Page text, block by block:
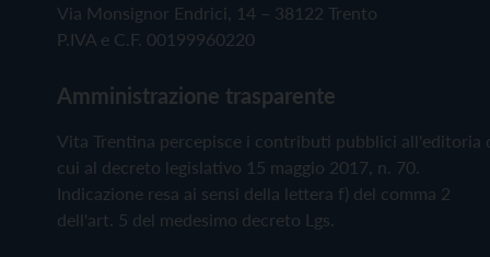
Via Monsignor Endrici, 14 – 38122 Trento
P.IVA e C.F. 00199960220
Amministrazione trasparente
Vita Trentina percepisce i contributi pubblici all'editoria
cui al decreto legislativo 15 maggio 2017, n. 70.
Indicazione resa ai sensi della lettera f) del comma 2
dell'art. 5 del medesimo decreto Lgs.